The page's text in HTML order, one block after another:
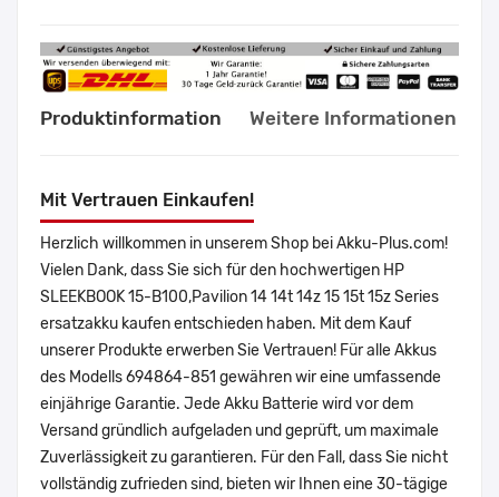
Produktinformation Weitere Informationen
Mit Vertrauen Einkaufen!
Herzlich willkommen in unserem Shop bei Akku-Plus.com!
Vielen Dank, dass Sie sich für den hochwertigen HP
SLEEKBOOK 15-B100,Pavilion 14 14t 14z 15 15t 15z Series
ersatzakku kaufen entschieden haben. Mit dem Kauf
unserer Produkte erwerben Sie Vertrauen! Für alle Akkus
des Modells 694864-851 gewähren wir eine umfassende
einjährige Garantie. Jede Akku Batterie wird vor dem
Versand gründlich aufgeladen und geprüft, um maximale
Zuverlässigkeit zu garantieren. Für den Fall, dass Sie nicht
vollständig zufrieden sind, bieten wir Ihnen eine 30-tägige